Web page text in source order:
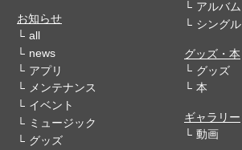
お知らせ
all
news
アプリ
メンテナンス
イベント
ミュージック
グッズ
アルバム
シングル
グッズ・本
グッズ
本
ギャラリー
動画